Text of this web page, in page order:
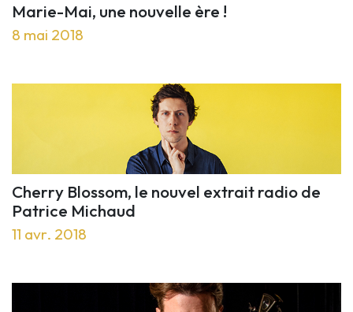
Marie-Mai, une nouvelle ère !
8 mai 2018
Cherry Blossom, le nouvel extrait radio de
Patrice Michaud
11 avr. 2018